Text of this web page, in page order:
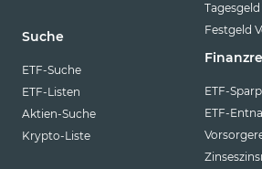
Suche
ETF-Suche
ETF-Listen
Aktien-Suche
Krypto-Liste
Festgeld
ETF-
ETF-